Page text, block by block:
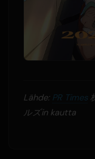
Lähde: PR Times
ルズin kautta